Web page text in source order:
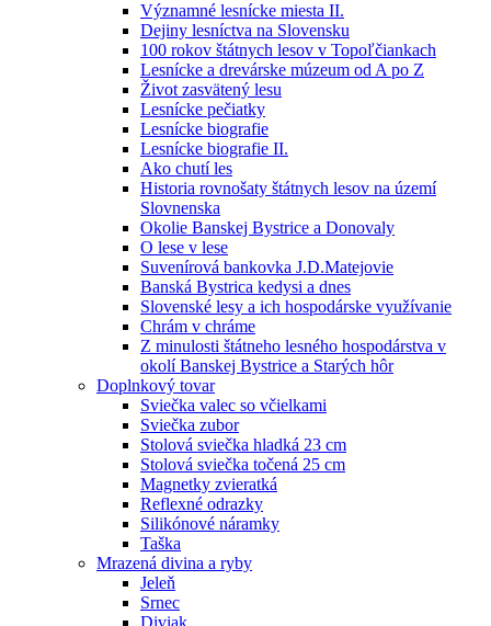
Významné lesnícke miesta II.
Dejiny lesníctva na Slovensku
100 rokov štátnych lesov v Topoľčiankach
Lesnícke a drevárske múzeum od A po Z
Život zasvätený lesu
Lesnícke pečiatky
Lesnícke biografie
Lesnícke biografie II.
Ako chutí les
Historia rovnošaty štátnych lesov na území
Slovnenska
Okolie Banskej Bystrice a Donovaly
O lese v lese
Suvenírová bankovka J.D.Matejovie
Banská Bystrica kedysi a dnes
Slovenské lesy a ich hospodárske využívanie
Chrám v chráme
Z minulosti štátneho lesného hospodárstva v
okolí Banskej Bystrice a Starých hôr
Doplnkový tovar
Sviečka valec so včielkami
Sviečka zubor
Stolová sviečka hladká 23 cm
Stolová sviečka točená 25 cm
Magnetky zvieratká
Reflexné odrazky
Silikónové náramky
Taška
Mrazená divina a ryby
Jeleň
Srnec
Diviak